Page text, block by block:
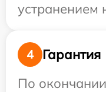
устранением
4
Гарантия
По